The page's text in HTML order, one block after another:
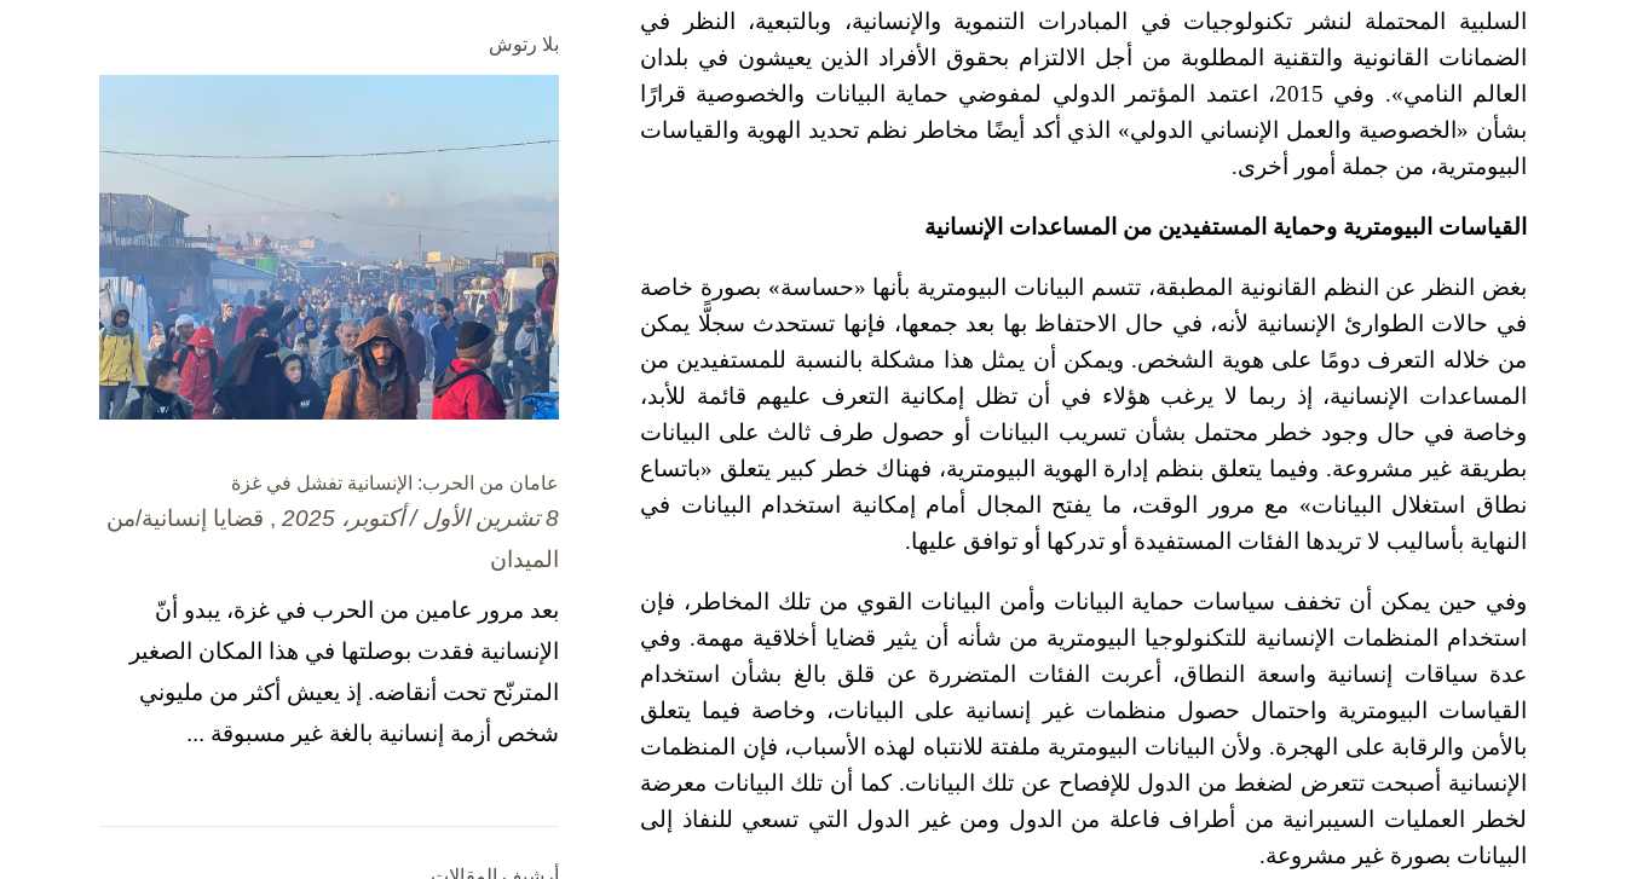
السلبية المحتملة لنشر تكنولوجيات في المبادرات التنموية والإنسانية، وبالتبعية، النظر في
الضمانات القانونية والتقنية المطلوبة من أجل الالتزام بحقوق الأفراد الذين يعيشون في بلدان
العالم النامي». وفي 2015، اعتمد المؤتمر الدولي لمفوضي حماية البيانات والخصوصية قرارًا
بشأن «الخصوصية والعمل الإنساني الدولي» الذي أكد أيضًا مخاطر نظم تحديد الهوية والقياسات
البيومترية، من جملة أمور أخرى.
القياسات البيومترية وحماية المستفيدين من المساعدات الإنسانية
بغض النظر عن النظم القانونية المطبقة، تتسم البيانات البيومترية بأنها «حساسة» بصورة خاصة
في حالات الطوارئ الإنسانية لأنه، في حال الاحتفاظ بها بعد جمعها، فإنها تستحدث سجلًّا يمكن
من خلاله التعرف دومًا على هوية الشخص. ويمكن أن يمثل هذا مشكلة بالنسبة للمستفيدين من
المساعدات الإنسانية، إذ ربما لا يرغب هؤلاء في أن تظل إمكانية التعرف عليهم قائمة للأبد،
وخاصة في حال وجود خطر محتمل بشأن تسريب البيانات أو حصول طرف ثالث على البيانات
بطريقة غير مشروعة. وفيما يتعلق بنظم إدارة الهوية البيومترية، فهناك خطر كبير يتعلق «باتساع
نطاق استغلال البيانات» مع مرور الوقت، ما يفتح المجال أمام إمكانية استخدام البيانات في
النهاية بأساليب لا تريدها الفئات المستفيدة أو تدركها أو توافق عليها.
وفي حين يمكن أن تخفف سياسات حماية البيانات وأمن البيانات القوي من تلك المخاطر، فإن
استخدام المنظمات الإنسانية للتكنولوجيا البيومترية من شأنه أن يثير قضايا أخلاقية مهمة. وفي
عدة سياقات إنسانية واسعة النطاق، أعربت الفئات المتضررة عن قلق بالغ بشأن استخدام
القياسات البيومترية واحتمال حصول منظمات غير إنسانية على البيانات، وخاصة فيما يتعلق
بالأمن والرقابة على الهجرة. ولأن البيانات البيومترية ملفتة للانتباه لهذه الأسباب، فإن المنظمات
الإنسانية أصبحت تتعرض لضغط من الدول للإفصاح عن تلك البيانات. كما أن تلك البيانات معرضة
لخطر العمليات السيبرانية من أطراف فاعلة من الدول ومن غير الدول التي تسعي للنفاذ إلى
البيانات بصورة غير مشروعة.
بلا رتوش
عامان من الحرب: الإنسانية تفشل في غزة
8 تشرين الأول / أكتوبر، 2025
, قضايا إنسانية/من
الميدان
بعد مرور عامين من الحرب في غزة، يبدو أنّ
الإنسانية فقدت بوصلتها في هذا المكان الصغير
المترنّح تحت أنقاضه. إذ يعيش أكثر من مليوني
شخص أزمة إنسانية بالغة غير مسبوقة ...